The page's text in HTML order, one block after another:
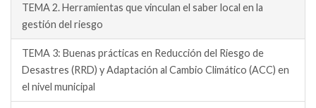
TEMA 2. Herramientas que vinculan el saber local en la
gestión del riesgo
TEMA 3: Buenas prácticas en Reducción del Riesgo de
Desastres (RRD) y Adaptación al Cambio Climático (ACC) en
el nivel municipal